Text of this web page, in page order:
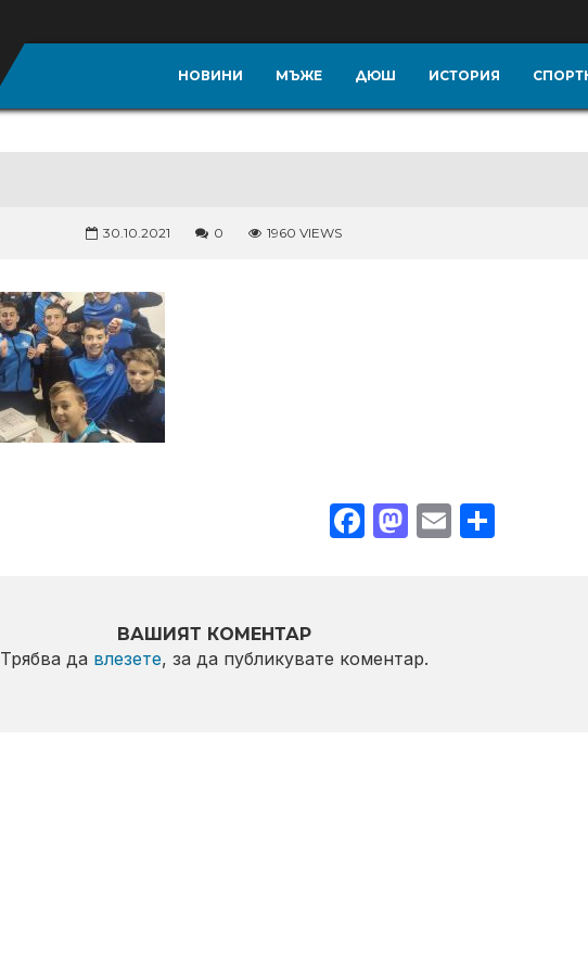
НОВИНИ МЪЖЕ ДЮШ ИСТОРИЯ
30.10.2021 0 1960 VIEWS
Facebook
Mastodon
EmailShare
ВАШИЯТ КОМЕНТАР
Трябва да влезете, за да публикувате коментар.